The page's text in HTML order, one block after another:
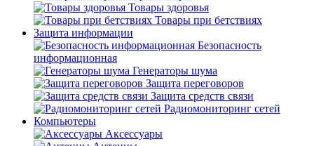
Товары здоровья
Товары при бетствиях
Защита информации
Безопасность
информационная
Генераторы шума
Защита переговоров
Защита средств связи
Радиомониторинг сетей
Компьютеры
Аксессуары